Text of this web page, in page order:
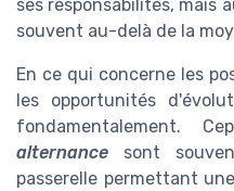
ses responsabilités, mais
souvent au-delà de la
En ce qui concerne les
les opportunités
fondamentalement.
alternance sont
passerelle permettant